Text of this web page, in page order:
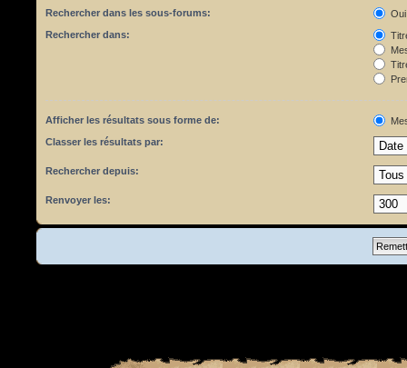
Rechercher dans les sous-forums:
Oui
Rechercher dans:
Afficher les résultats sous forme de:
Classer les résultats par:
Rechercher depuis:
Renvoyer les: